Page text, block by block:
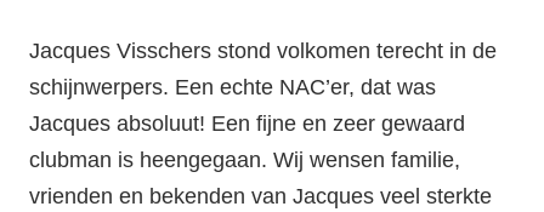
Jacques Visschers stond volkomen terecht in de
schijnwerpers. Een echte NAC’er, dat was
Jacques absoluut! Een fijne en zeer gewaard
clubman is heengegaan. Wij wensen familie,
vrienden en bekenden van Jacques veel sterkte